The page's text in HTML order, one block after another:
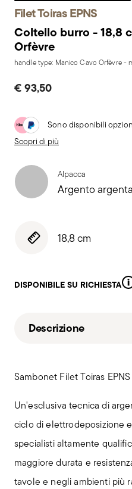
Filet Toiras EPNS
Coltello burro - 18,8
Orfèvre
handle type: Manico Cavo Orfèvre -
€ 93,50
Sono disponibili
Scopri di più
Alpacca
Argento
18,8 cm
DISPONIBILE SU RICHIESTA
Descrizione
Sambonet Filet Toiras
Un'esclusiva tecnica di
ciclo di elettrodeposizione
specialisti altamente
maggiore durata e
tavole e negli ambienti più